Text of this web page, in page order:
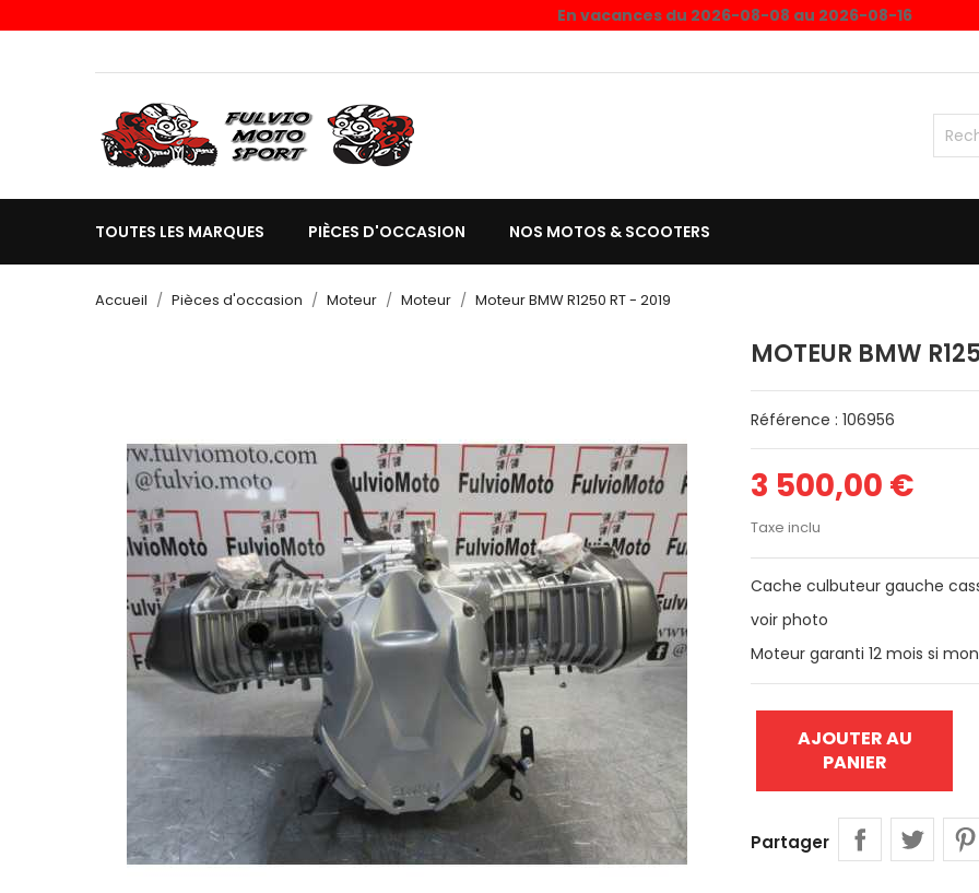
En vacances du 2026-08-08 au 2026-08-16
TOUTES LES MARQUES PIÈCES D'OCCASION NOS MOTOS & SCOOTERS
Accueil Pièces d'occasion Moteur Moteur Moteur BMW R1250 RT - 2019
MOTEUR BMW
Référence : 106956
3 500,00 €
Taxe inclu
Cache culbuteur gauche
voir photo
Moteur garanti 12 mois si
AJOUTER AU
PANIER
Partager